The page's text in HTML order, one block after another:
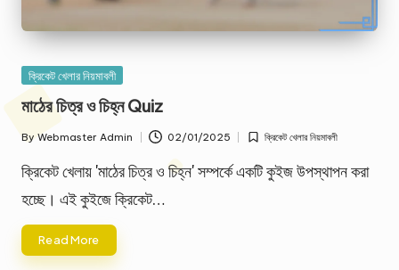
Posted
ক্রিকেট খেলার নিয়মাবলী
মাঠের চিত্র ও চিহ্ন Quiz
Posted
by
By Webmaster Admin 02/01/2025
Posted
ক্রিকেট খেলার নিয়মাবলী
ক্রিকেট খেলায় 'মাঠের চিত্র ও চিহ্ন' সম্পর্কে একটি কুইজ উপস্থাপন করা
হচ্ছে। এই কুইজে ক্রিকেট…
Read More